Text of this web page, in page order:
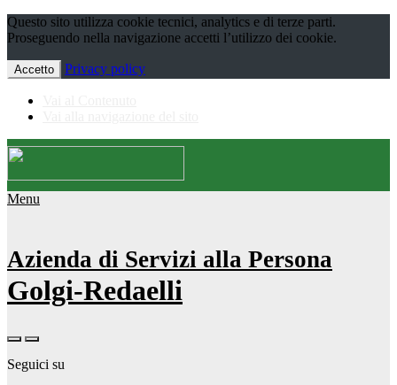
Questo sito utilizza cookie tecnici, analytics e di terze parti.
Proseguendo nella navigazione accetti l’utilizzo dei cookie.
Accetto Privacy policy
Menu
Azienda di Servizi alla Persona
Golgi-Redaelli
Seguici su